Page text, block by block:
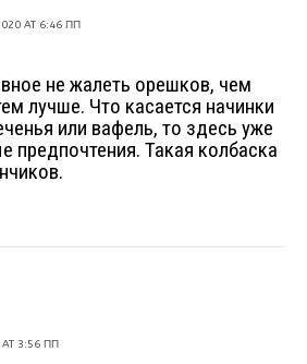
AT 6:46 ПП
не жалеть орешков, чем
лучше. Что касается начинки
или вафель, то здесь уже
предпочтения. Такая колбаска
3:56 ПП